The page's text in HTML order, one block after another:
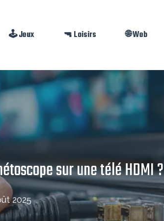
🕹️ Jeux 🔫 Loisirs 🌐 Web
sur une télé HDMI ?
2025